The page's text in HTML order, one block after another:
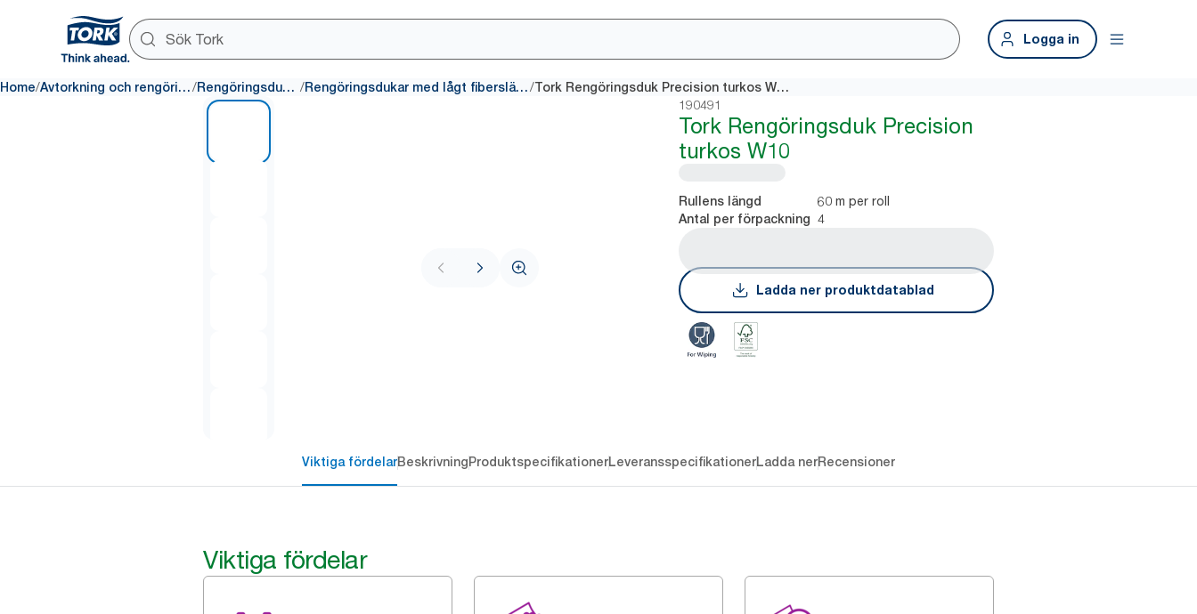
Logga in
Home/ Avtorkning och rengöring/ Rengöringsdukar / Rengöringsdukar med lågt fibersläpp / Tork Rengöringsduk Precision turkos W10
190491
Tork Rengöringsduk Precision
turkos W10
Rullens längd 60 m per roll
Antal per förpackning 4
Ladda ner produktdatablad
Viktiga fördelarBeskrivningProduktspecifikationerLeveransspecifikationerLadda nerRecensioner
Viktiga fördelar